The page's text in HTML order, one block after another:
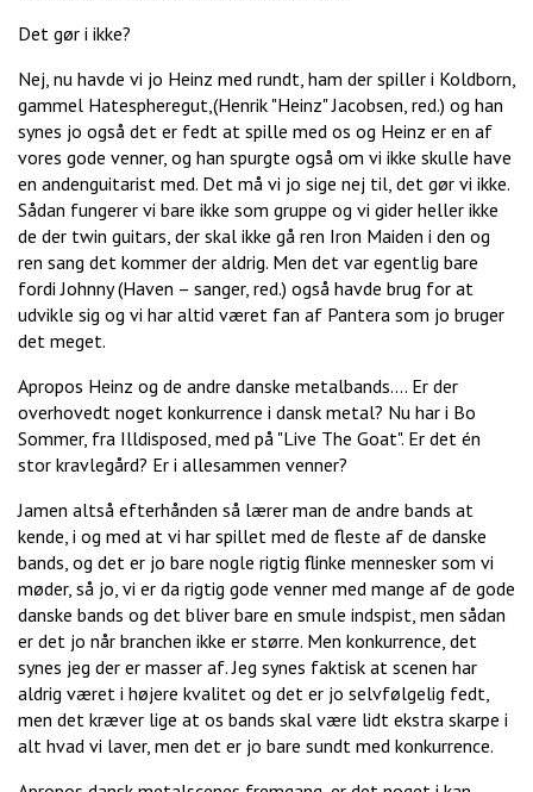
Det gør i ikke?
Nej, nu havde vi jo Heinz med rundt, ham der spiller i Koldborn,
gammel Hatespheregut,(Henrik "Heinz" Jacobsen, red.) og han
synes jo også det er fedt at spille med os og Heinz er en af
vores gode venner, og han spurgte også om vi ikke skulle have
en andenguitarist med. Det må vi jo sige nej til, det gør vi ikke.
Sådan fungerer vi bare ikke som gruppe og vi gider heller ikke
de der twin guitars, der skal ikke gå ren Iron Maiden i den og
ren sang det kommer der aldrig. Men det var egentlig bare
fordi Johnny (Haven – sanger, red.) også havde brug for at
udvikle sig og vi har altid været fan af Pantera som jo bruger
det meget.
Apropos Heinz og de andre danske metalbands.... Er der
overhovedt noget konkurrence i dansk metal? Nu har i Bo
Sommer, fra Illdisposed, med på "Live The Goat". Er det én
stor kravlegård? Er i allesammen venner?
Jamen altså efterhånden så lærer man de andre bands at
kende, i og med at vi har spillet med de fleste af de danske
bands, og det er jo bare nogle rigtig flinke mennesker som vi
møder, så jo, vi er da rigtig gode venner med mange af de gode
danske bands og det bliver bare en smule indspist, men sådan
er det jo når branchen ikke er større. Men konkurrence, det
synes jeg der er masser af. Jeg synes faktisk at scenen har
aldrig været i højere kvalitet og det er jo selvfølgelig fedt,
men det kræver lige at os bands skal være lidt ekstra skarpe i
alt hvad vi laver, men det er jo bare sundt med konkurrence.